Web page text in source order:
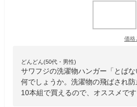
価格
どんどん(50代・男性)
サワフジの洗濯物ハンガー「とば
何でしょうか。洗濯物の飛ばされ
10本組で買えるので、オススメです